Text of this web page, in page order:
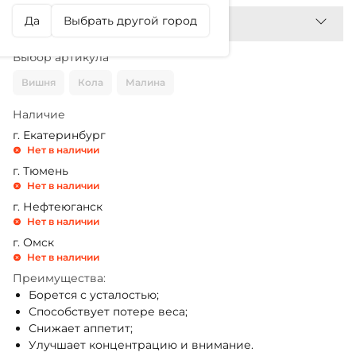
Да Выбрать другой город
Выбор артикула
Вишня Кола Малина
Наличие
г. Екатеринбург
Нет в наличии
г. Тюмень
Нет в наличии
г. Нефтеюганск
Нет в наличии
г. Омск
Нет в наличии
Преимущества:
Борется с усталостью;
Способствует потере веса;
Снижает аппетит;
Улучшает концентрацию и внимание.